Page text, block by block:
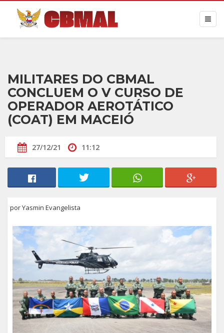
MILITARES DO CBMAL
CONCLUEM O V CURSO DE
OPERADOR AEROTÁTICO
(COAT) EM MACEIÓ
27/12/21 11:12
por Yasmin Evangelista